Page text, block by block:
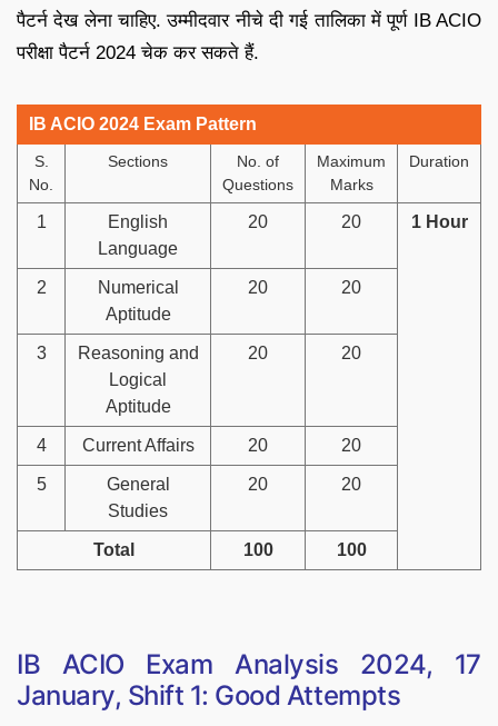
पैटर्न देख लेना चाहिए. उम्मीदवार नीचे दी गई तालिका में पूर्ण IB ACIO
परीक्षा पैटर्न 2024 चेक कर सकते हैं.
IB ACIO 2024 Exam Pattern
S.
No.
Sections
No. of
Questions
Maximum
Marks
Duration
1
English
Language
20 20 1 Hour
2
Numerical
Aptitude
20 20
3
Reasoning and
Logical
Aptitude
20 20
4 Current Affairs 20 20
5
General
Studies
20 20
Total 100 100
IB ACIO Exam Analysis 2024, 17
January, Shift 1: Good Attempts